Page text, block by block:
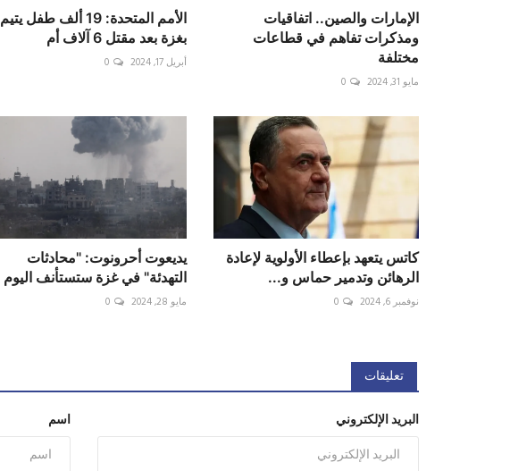
الإمارات والصين.. اتفاقيات
ومذكرات تفاهم في قطاعات
مختلفة
مايو 31, 2024 0
الأمم المتحدة: 19 ألف طفل يتيم
بغزة بعد مقتل 6 آلاف أم
أبريل 17, 2024 0
كاتس يتعهد بإعطاء الأولوية لإعادة
الرهائن وتدمير حماس و...
نوفمبر 6, 2024 0
يديعوت أحرونوت: "محادثات
التهدئة" في غزة ستستأنف اليوم
مايو 28, 2024 0
تعليقات
اسم البريد الإلكتروني